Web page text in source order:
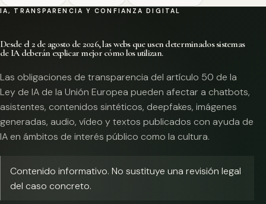
IA, TRANSPARENCIA Y CONFIANZA DIGITAL
Desde el 2 de agosto de 2026, las webs que usen determinados sistemas
de IA deberán explicar mejor cómo los utilizan.
Las obligaciones de transparencia del artículo 50 de la
Ley de IA de la Unión Europea pueden afectar a chatbots,
asistentes, contenidos sintéticos, deepfakes, imágenes
generadas, audio, vídeo y textos publicados con ayuda de
IA en ámbitos de interés público como la cultura.
Contenido informativo. No sustituye una revisión legal
del caso concreto.